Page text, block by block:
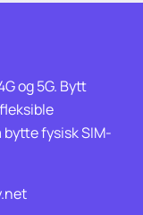
og 5G. Bytt
fysisk SIM-